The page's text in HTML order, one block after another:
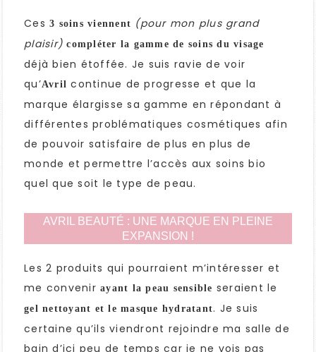
Ces 3 soins viennent (pour mon plus grand
plaisir) compléter la gamme de soins du visage
déjà bien étoffée. Je suis ravie de voir
qu’Avril continue de progresse et que la
marque élargisse sa gamme en répondant à
différentes problématiques cosmétiques afin
de pouvoir satisfaire de plus en plus de
monde et permettre l’accès aux soins bio
quel que soit le type de peau.
AVRIL BEAUTÉ : UNE MARQUE EN PLEINE
EXPANSION !
Les 2 produits qui pourraient m’intéresser et
me convenir ayant la peau sensible seraient le
gel nettoyant et le masque hydratant. Je suis
certaine qu’ils viendront rejoindre ma salle de
bain d’ici peu de temps car je ne vois pas